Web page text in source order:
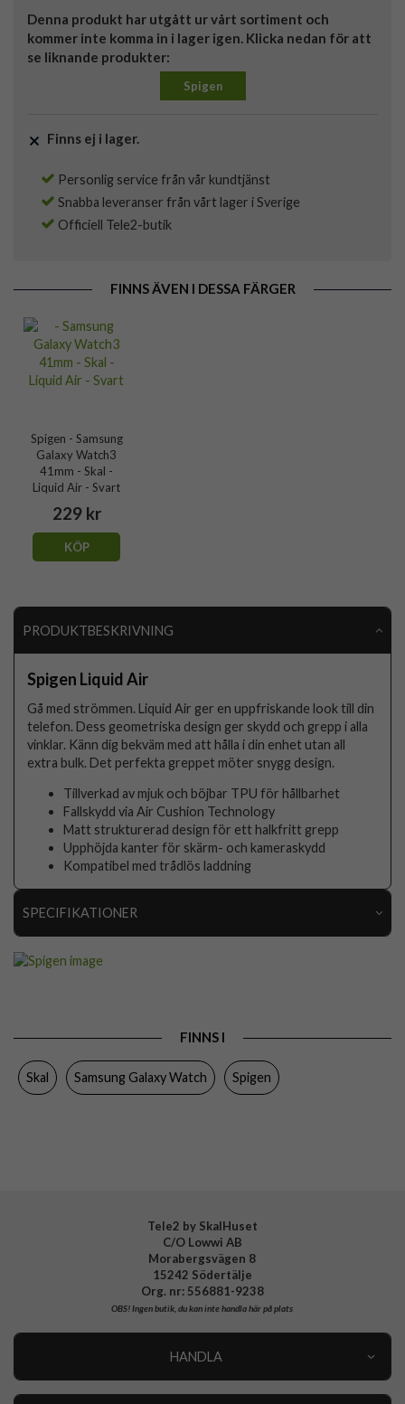
Denna produkt har utgått ur vårt sortiment och
kommer inte komma in i lager igen. Klicka nedan för att
se liknande produkter:
Spigen
Finns ej i lager.
Personlig service från vår kundtjänst
Snabba leveranser från vårt lager i Sverige
Officiell Tele2-butik
FINNS ÄVEN I DESSA FÄRGER
Spigen - Samsung
Galaxy Watch3
41mm - Skal -
Liquid Air - Svart
229 kr
KÖP
PRODUKTBESKRIVNING
Spigen Liquid Air
Gå med strömmen. Liquid Air ger en uppfriskande look till din
telefon. Dess geometriska design ger skydd och grepp i alla
vinklar. Känn dig bekväm med att hålla i din enhet utan all
extra bulk. Det perfekta greppet möter snygg design.
Tillverkad av mjuk och böjbar TPU för hållbarhet
Fallskydd via Air Cushion Technology
Matt strukturerad design för ett halkfritt grepp
Upphöjda kanter för skärm- och kameraskydd
Kompatibel med trådlös laddning
SPECIFIKATIONER
Trådlös laddning-kompatibel
Färg
FINNS I
Skal Samsung Galaxy Watch Spigen
Tele2 by SkalHuset
C/O Lowwi AB
Morabergsvägen 8
15242 Södertälje
Org. nr: 556881-9238
OBS!Ingen butik, du kan inte handla här på plats
HANDLA